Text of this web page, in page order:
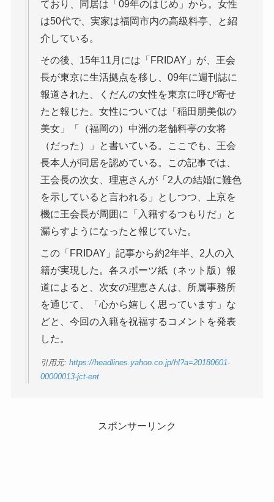
ており、同居は「09年のはじめ」から。女性
は50代で、実家は福岡市内の高級料亭、と紹
介している。
その後、15年11月には「FRIDAY」が、王会
長が東京に生活拠点を移し、09年に週刊誌に
報道された、くだんの女性を東京に呼び寄せ
たと報じた。女性については「稲田朋美似の
美女」「（福岡の）中洲の老舗料亭の女将
（だった）」と書いている。ここでも、王会
長本人が同居を認めている。この記事では、
王会長の次女、理恵さんが「2人の結婚に難色
を示していると言われる」としつつ、上京を
機に王会長が周囲に「入籍するつもりだ」と
漏らすようになったと報じていた。
この「FRIDAY」記事から約2年半、2人の入
籍が実現した。各スポーツ紙（ネット版）報
道によると、次女の理恵さんは、所属事務所
を通じて、「心から嬉しく思っています」な
どと、今回の入籍を祝福するコメントを発表
した。
引用元: https://headlines.yahoo.co.jp/hl?a=20180601-
00000013-jct-ent
スポンサーリンク